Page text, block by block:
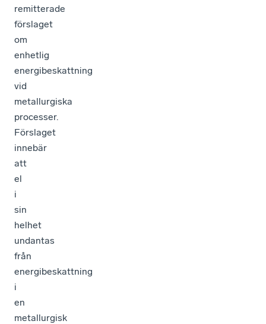
remitterade
förslaget
om
enhetlig
energibeskattning
vid
metallurgiska
processer.
Förslaget
innebär
att
el
i
sin
helhet
undantas
från
energibeskattning
i
en
metallurgisk